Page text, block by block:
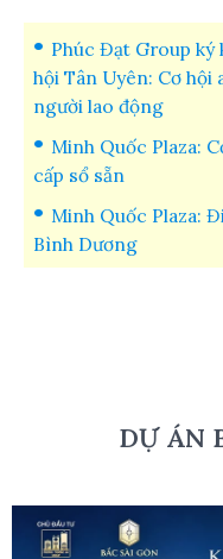
Phúc Đạt Group ký
hội Tân Uyên: Cơ
người lao động
Minh Quốc Plaza:
cấp sổ sẵn
Minh Quốc Plaza:
Bình Dương
DỰ ÁN